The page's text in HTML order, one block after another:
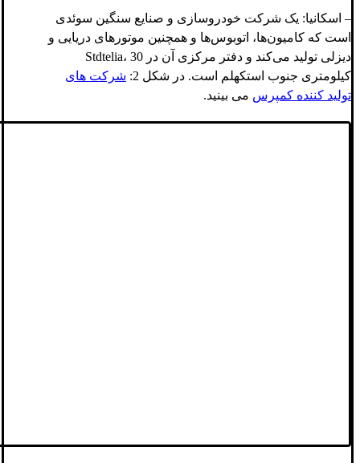
– اسکانیا: یک شرکت خودروسازی و صنایع سنگین سوئدی
است که کامیون‌ها، اتوبوس‌ها و همچنین موتورهای دریایی و
دیزلی تولید می‌کند و دفتر مرکزی آن در Stdtelia، 30
کیلومتری جنوب استکهلم است. در شکل 2:
شرکت های
تولید کننده کمپرس می بینید.